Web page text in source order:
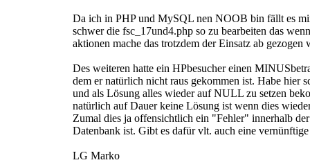
Da ich in PHP und MySQL nen NOOB bin fällt es
schwer die fsc_17und4.php so zu bearbeiten das
aktionen mache das trotzdem der Einsatz ab gezogen
Des weiteren hatte ein HPbesucher einen
dem er natürlich nicht raus gekommen ist. Habe hier
und als Lösung alles wieder auf NULL zu setzen
natürlich auf Dauer keine Lösung ist wenn dies
Zumal dies ja offensichtlich ein "Fehler" innerhalb
Datenbank ist. Gibt es dafür vlt. auch eine
LG Marko